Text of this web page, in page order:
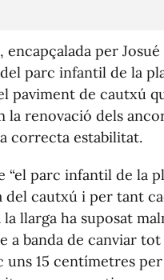
encapçalada per
del parc infantil de la
paviment de cautxú
renovació dels
correcta estabilitat.
parc infantil de la
del cautxú i per tant
la llarga ha suposat
a banda de canviar
uns 15 centímetres